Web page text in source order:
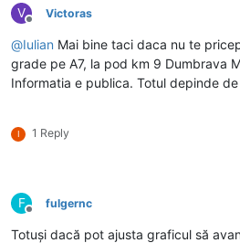
V
Deconectat
Victoras
@Iulian Mai bine taci daca nu te
grade pe A7, la pod km 9 Dumbrava
Informatia e publica. Totul depinde
I 1 Reply
F
Deconectat
fulgernc
Totuși dacă pot ajusta graficul să